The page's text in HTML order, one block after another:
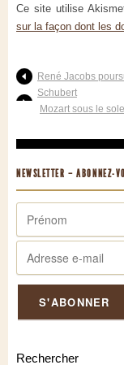
Ce site utilise
sur la façon dont les
René Jacobs
Schubert
Mozart sous le
NEWSLETTER – ABONNEZ-
Rechercher